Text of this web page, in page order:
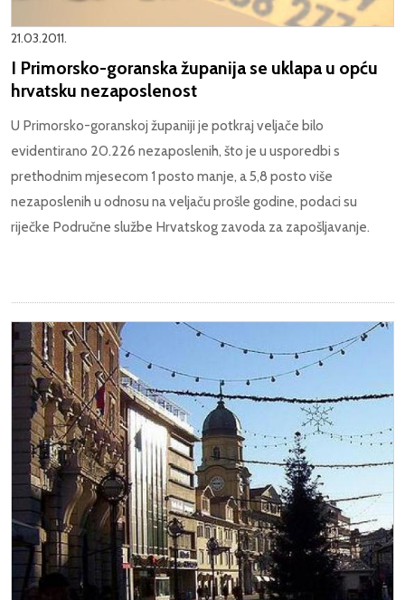
21.03.2011.
I Primorsko-goranska županija se uklapa u opću
hrvatsku nezaposlenost
U Primorsko-goranskoj županiji je potkraj veljače bilo
evidentirano 20.226 nezaposlenih, što je u usporedbi s
prethodnim mjesecom 1 posto manje, a 5,8 posto više
nezaposlenih u odnosu na veljaču prošle godine, podaci su
riječke Područne službe Hrvatskog zavoda za zapošljavanje.